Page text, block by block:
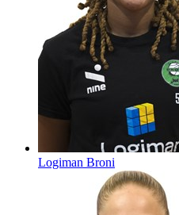
Logiman Broni